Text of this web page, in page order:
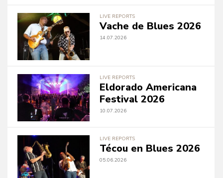
LIVE REPORTS
Vache de Blues 2026
14.07.2026
LIVE REPORTS
Eldorado Americana
Festival 2026
10.07.2026
LIVE REPORTS
Técou en Blues 2026
05.06.2026